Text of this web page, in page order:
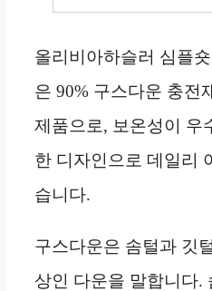
올리비아하슬러 심플
은 90% 구스다운 충전
제품으로, 보온성이 우
한 디자인으로 데일리
습니다.
구스다운은 솜털과 깃
상인 다운을 말합니다.